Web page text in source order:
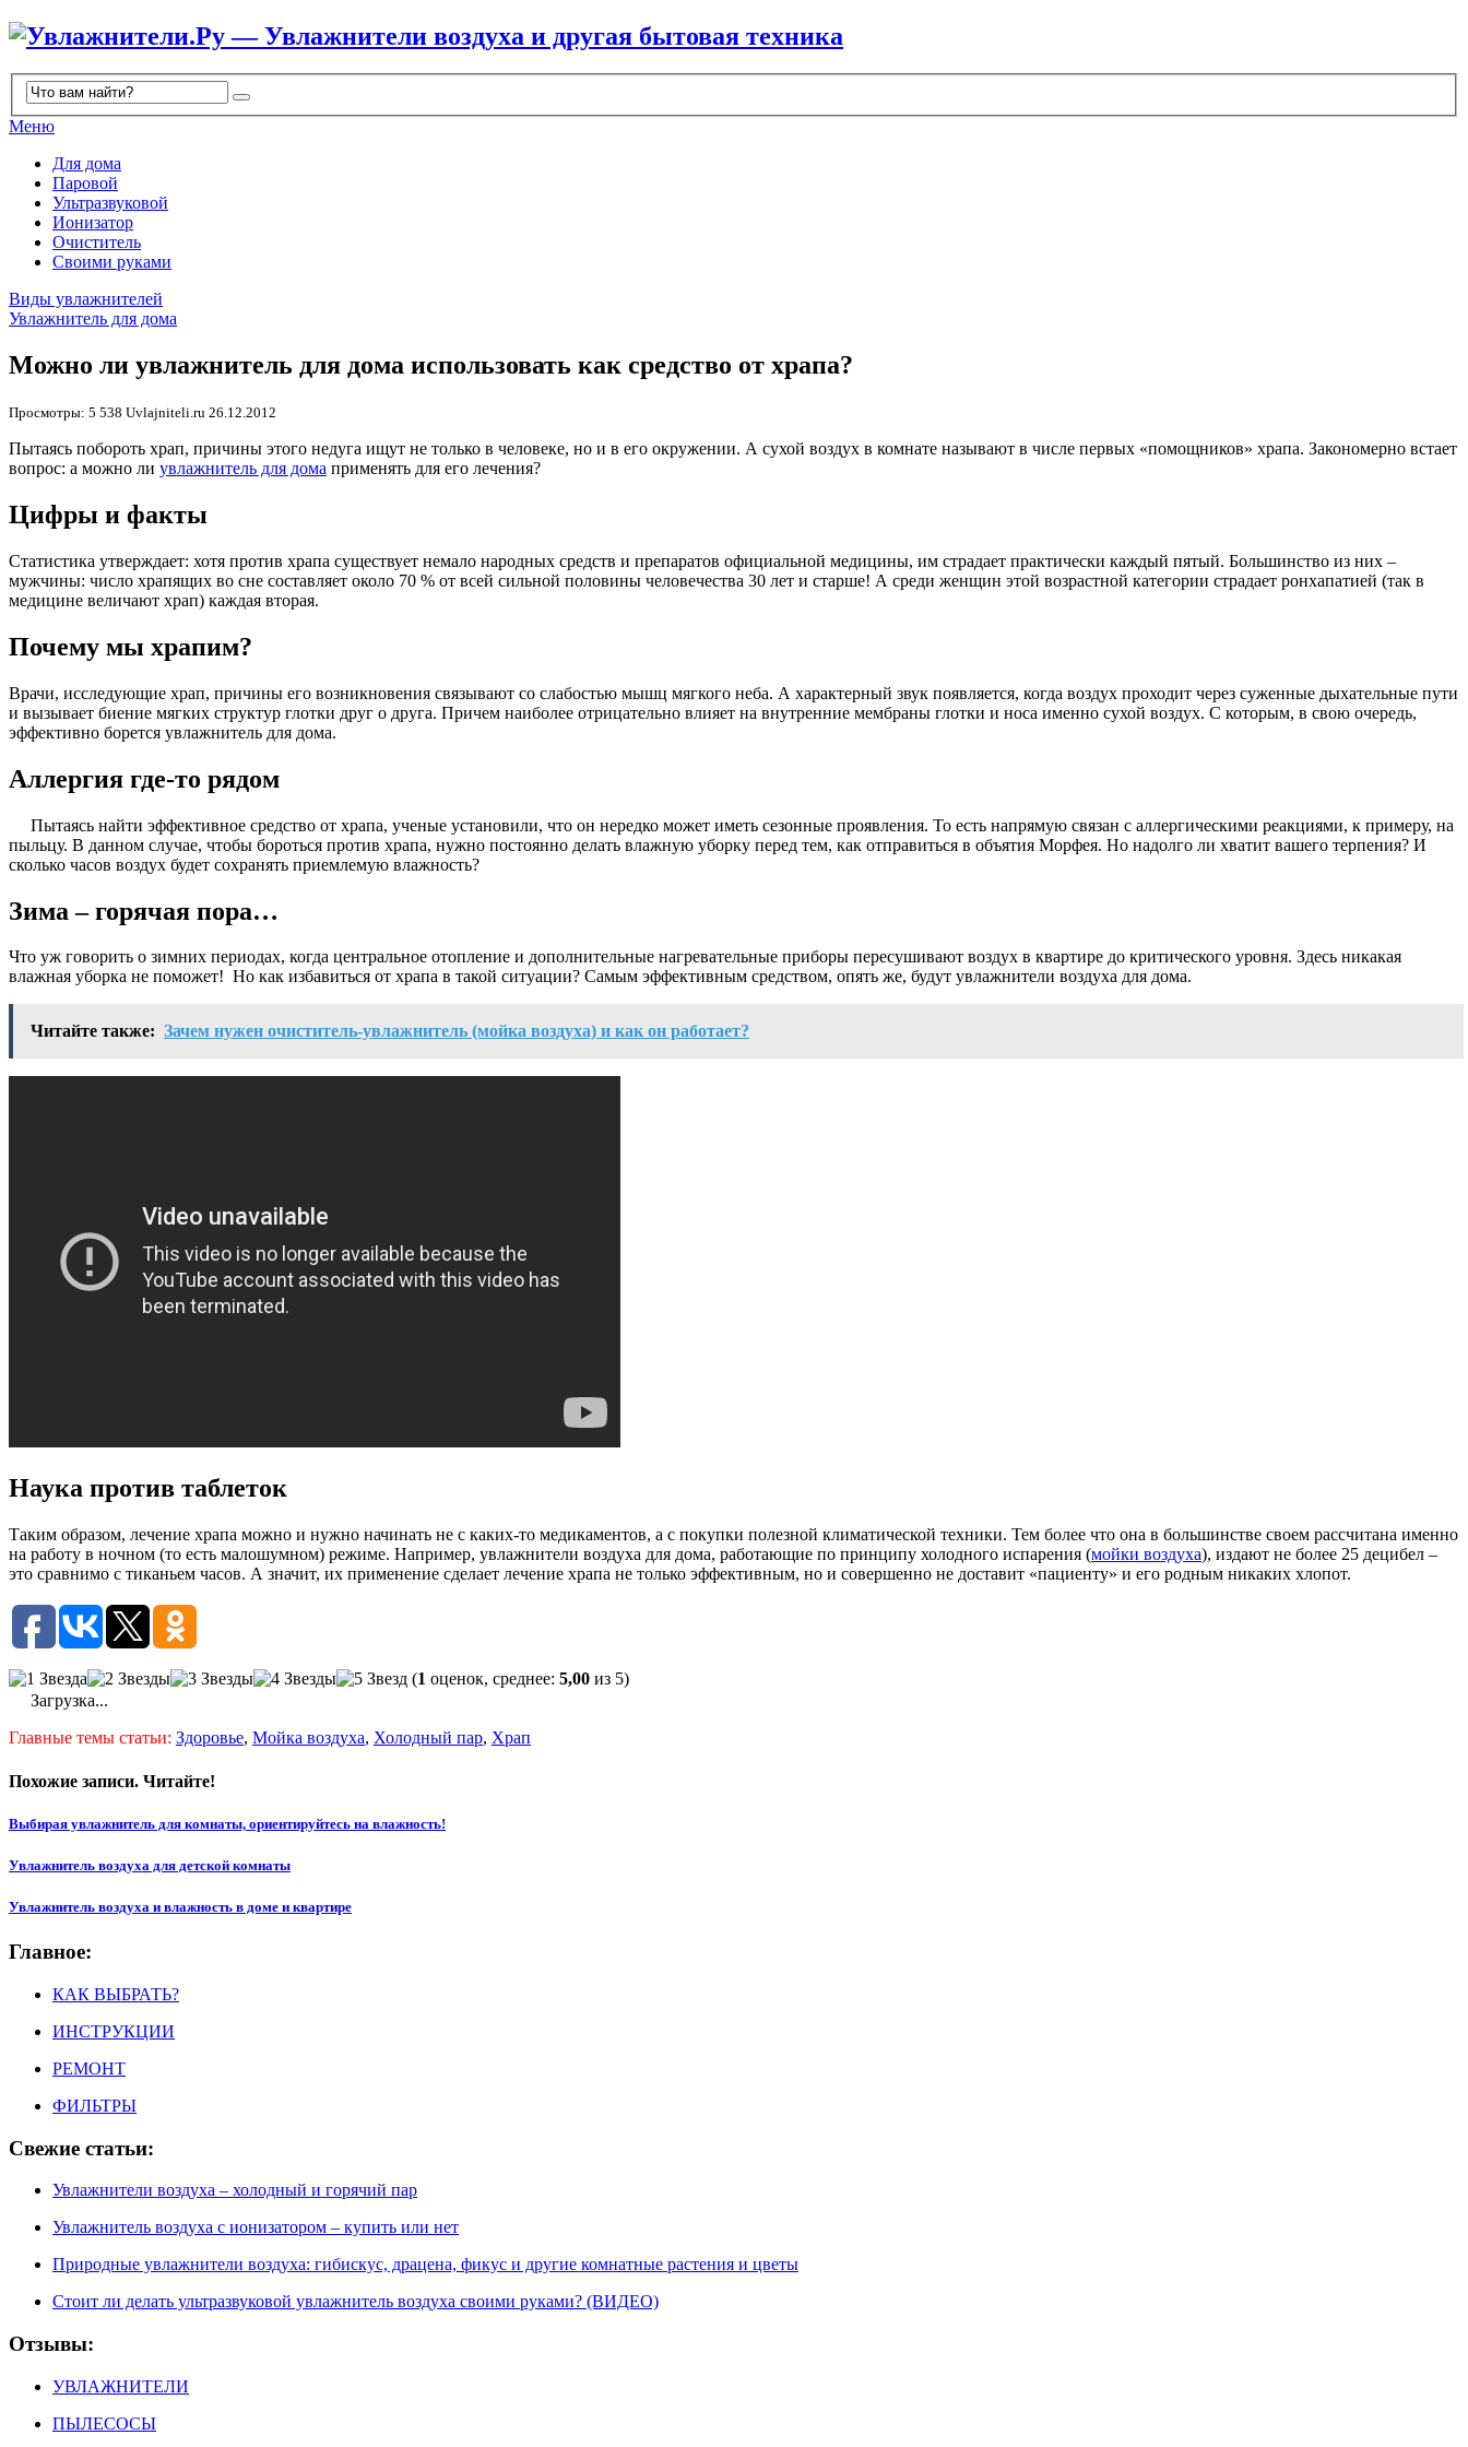
Меню
Для дома
Паровой
Ультразвуковой
Ионизатор
Очиститель
Своими руками
Виды увлажнителей
Увлажнитель для дома
Можно ли увлажнитель для дома использовать как средство от храпа?
Просмотры: 5 538 Uvlajniteli.ru 26.12.2012
Пытаясь побороть храп, причины этого недуга ищут не только в человеке, но и в его окружении. А сухой воздух в комнате называют в числе первых «помощников» храпа. Закономерно встает
вопрос: а можно ли увлажнитель для дома применять для его лечения?
Цифры и факты
Статистика утверждает: хотя против храпа существует немало народных средств и препаратов официальной медицины, им страдает практически каждый пятый. Большинство из них –
мужчины: число храпящих во сне составляет около 70 % от всей сильной половины человечества 30 лет и старше! А среди женщин этой возрастной категории страдает ронхапатией (так в
медицине величают храп) каждая вторая.
Почему мы храпим?
Врачи, исследующие храп, причины его возникновения связывают со слабостью мышц мягкого неба. А характерный звук появляется, когда воздух проходит через суженные дыхательные пути
и вызывает биение мягких структур глотки друг о друга. Причем наиболее отрицательно влияет на внутренние мембраны глотки и носа именно сухой воздух. С которым, в свою очередь,
эффективно борется увлажнитель для дома.
Аллергия где-то рядом
Пытаясь найти эффективное средство от храпа, ученые установили, что он нередко может иметь сезонные проявления. То есть напрямую связан с аллергическими реакциями, к примеру, на
пыльцу. В данном случае, чтобы бороться против храпа, нужно постоянно делать влажную уборку перед тем, как отправиться в объятия Морфея. Но надолго ли хватит вашего терпения? И
сколько часов воздух будет сохранять приемлемую влажность?
Зима – горячая пора…
Что уж говорить о зимних периодах, когда центральное отопление и дополнительные нагревательные приборы пересушивают воздух в квартире до критического уровня. Здесь никакая
влажная уборка не поможет! Но как избавиться от храпа в такой ситуации? Самым эффективным средством, опять же, будут увлажнители воздуха для дома.
Читайте также: Зачем нужен очиститель-увлажнитель (мойка воздуха) и как он работает?
Наука против таблеток
Таким образом, лечение храпа можно и нужно начинать не с каких-то медикаментов, а с покупки полезной климатической техники. Тем более что она в большинстве своем рассчитана именно
на работу в ночном (то есть малошумном) режиме. Например, увлажнители воздуха для дома, работающие по принципу холодного испарения (мойки воздуха), издают не более 25 децибел –
это сравнимо с тиканьем часов. А значит, их применение сделает лечение храпа не только эффективным, но и совершенно не доставит «пациенту» и его родным никаких хлопот.
(1 оценок, среднее: 5,00 из 5)
Загрузка...
Главные темы статьи: Здоровье, Мойка воздуха, Холодный пар, Храп
Похожие записи. Читайте!
Выбирая увлажнитель для комнаты, ориентируйтесь на влажность!
Увлажнитель воздуха для детской комнаты
Увлажнитель воздуха и влажность в доме и квартире
Главное:
КАК ВЫБРАТЬ?
ИНСТРУКЦИИ
РЕМОНТ
ФИЛЬТРЫ
Свежие статьи:
Увлажнители воздуха – холодный и горячий пар
Увлажнитель воздуха с ионизатором – купить или нет
Природные увлажнители воздуха: гибискус, драцена, фикус и другие комнатные растения и цветы
Стоит ли делать ультразвуковой увлажнитель воздуха своими руками? (ВИДЕО)
Отзывы:
УВЛАЖНИТЕЛИ
ПЫЛЕСОСЫ